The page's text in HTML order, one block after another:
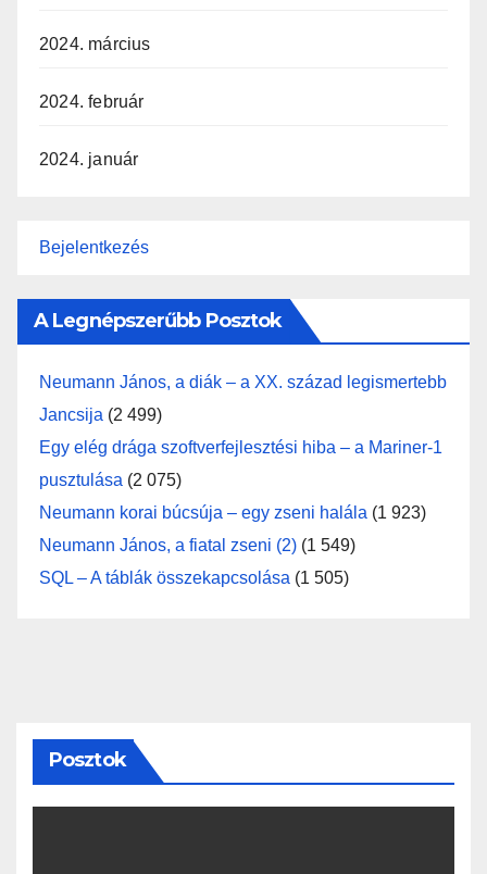
2024. március
2024. február
2024. január
Bejelentkezés
A Legnépszerűbb Posztok
Neumann János, a diák – a XX. század legismertebb
Jancsija (2 499)
Egy elég drága szoftverfejlesztési hiba – a Mariner-1
pusztulása (2 075)
Neumann korai búcsúja – egy zseni halála (1 923)
Neumann János, a fiatal zseni (2) (1 549)
SQL – A táblák összekapcsolása (1 505)
Posztok